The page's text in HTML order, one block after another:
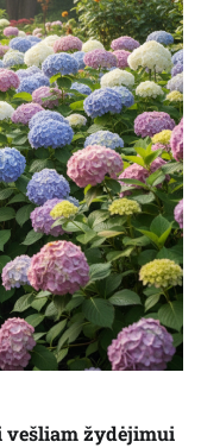
vešliam žydėjimui